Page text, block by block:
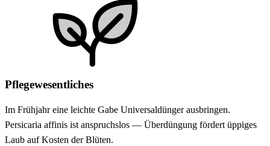
Pflegewesentliches
Im Frühjahr eine leichte Gabe Universaldünger ausbringen.
Persicaria affinis ist anspruchslos — Überdüngung fördert üppiges
Laub auf Kosten der Blüten.